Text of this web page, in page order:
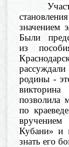
ста
значением
Были
из
Краснодар
родины -
викторина
позволила
по
Кубани» и
знать его